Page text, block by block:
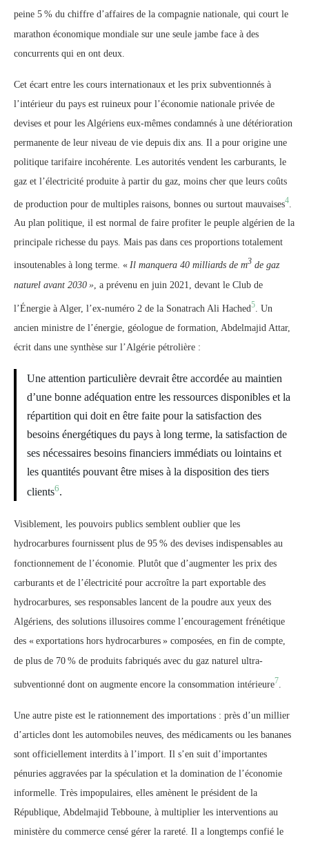
peine 5 % du chiffre d’affaires de la compagnie nationale, qui court le
marathon économique mondiale sur une seule jambe face à des
concurrents qui en ont deux.
Cet écart entre les cours internationaux et les prix subventionnés à
l’intérieur du pays est ruineux pour l’économie nationale privée de
devises et pour les Algériens eux-mêmes condamnés à une détérioration
permanente de leur niveau de vie depuis dix ans. Il a pour origine une
politique tarifaire incohérente. Les autorités vendent les carburants, le
gaz et l’électricité produite à partir du gaz, moins cher que leurs coûts
de production pour de multiples raisons, bonnes ou surtout mauvaises4
Au plan politique, il est normal de faire profiter le peuple algérien de la
principale richesse du pays. Mais pas dans ces proportions totalement
insoutenables à long terme. « Il manquera 40 milliards de m3 de gaz
naturel avant 2030 » , a prévenu en juin 2021, devant le Club de
l’Énergie à Alger, l’ex-numéro 2 de la Sonatrach Ali Hached5 . Un
ancien ministre de l’énergie, géologue de formation, Abdelmajid Attar,
écrit dans une synthèse sur l’Algérie pétrolière :
Une attention particulière devrait être accordée au maintien
d’une bonne adéquation entre les ressources disponibles et la
répartition qui doit en être faite pour la satisfaction des
besoins énergétiques du pays à long terme, la satisfaction de
ses nécessaires besoins financiers immédiats ou lointains et
les quantités pouvant être mises à la disposition des tiers
clients6.
Visiblement, les pouvoirs publics semblent oublier que les
hydrocarbures fournissent plus de 95 % des devises indispensables au
fonctionnement de l’économie. Plutôt que d’augmenter les prix des
carburants et de l’électricité pour accroître la part exportable des
hydrocarbures, ses responsables lancent de la poudre aux yeux des
Algériens, des solutions illusoires comme l’encouragement frénétique
des « exportations hors hydrocarbures » composées, en fin de compte,
de plus de 70 % de produits fabriqués avec du gaz naturel ultra-
subventionné dont on augmente encore la consommation intérieure7
Une autre piste est le rationnement des importations : près d’un millier
d’articles dont les automobiles neuves, des médicaments ou les bananes
sont officiellement interdits à l’import. Il s’en suit d’importantes
pénuries aggravées par la spéculation et la domination de l’économie
informelle. Très impopulaires, elles amènent le président de la
République, Abdelmajid Tebboune, à multiplier les interventions au
ministère du commerce censé gérer la rareté. Il a longtemps confié le